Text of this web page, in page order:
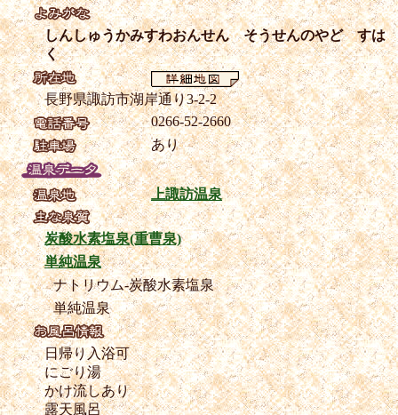
しんしゅうかみすわおんせん そうせんのやど すは
く
長野県諏訪市湖岸通り3-2-2
0266-52-2660
あり
上諏訪温泉
炭酸水素塩泉(重曹泉)
単純温泉
ナトリウム-炭酸水素塩泉
単純温泉
日帰り入浴可
にごり湯
かけ流しあり
露天風呂